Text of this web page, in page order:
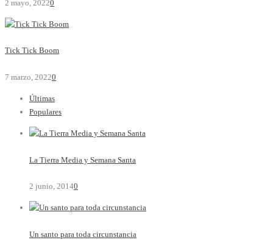
2 mayo, 20220
Tick Tick Boom
7 marzo, 20220
Últimas
Populares
La Tierra Media y Semana Santa
2 junio, 20140
Un santo para toda circunstancia